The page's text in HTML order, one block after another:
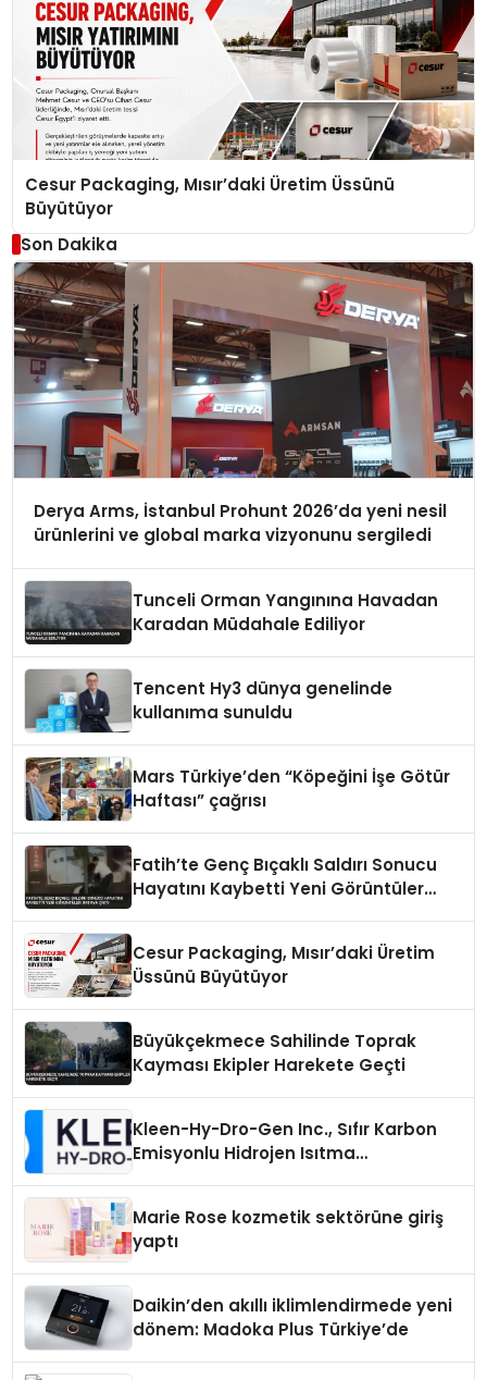
Cesur Packaging, Mısır’daki Üretim Üssünü
Büyütüyor
Son Dakika
Derya Arms, İstanbul Prohunt 2026’da yeni nesil
ürünlerini ve global marka vizyonunu sergiledi
Tunceli Orman Yangınına Havadan
Karadan Müdahale Ediliyor
Tencent Hy3 dünya genelinde
kullanıma sunuldu
Mars Türkiye’den “Köpeğini İşe Götür
Haftası” çağrısı
Fatih’te Genç Bıçaklı Saldırı Sonucu
Hayatını Kaybetti Yeni Görüntüler
Cesur Packaging, Mısır’daki Üretim
Üssünü Büyütüyor
Büyükçekmece Sahilinde Toprak
Kayması Ekipler Harekete Geçti
Kleen-Hy-Dro-Gen Inc., Sıfır Karbon
Emisyonlu Hidrojen Isıtma
Marie Rose kozmetik sektörüne giriş
yaptı
Daikin’den akıllı iklimlendirmede yeni
dönem: Madoka Plus Türkiye’de